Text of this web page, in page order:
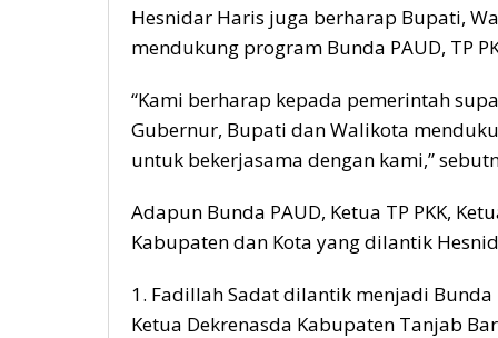
Hesnidar Haris juga berharap Bupati,
mendukung program Bunda PAUD, TP
“Kami berharap kepada pemerintah
Gubernur, Bupati dan Walikota
untuk bekerjasama dengan kami,”
Adapun Bunda PAUD, Ketua TP PKK,
Kabupaten dan Kota yang dilantik
1. Fadillah Sadat dilantik menjadi Bunda
Ketua Dekrenasda Kabupaten Tanjab